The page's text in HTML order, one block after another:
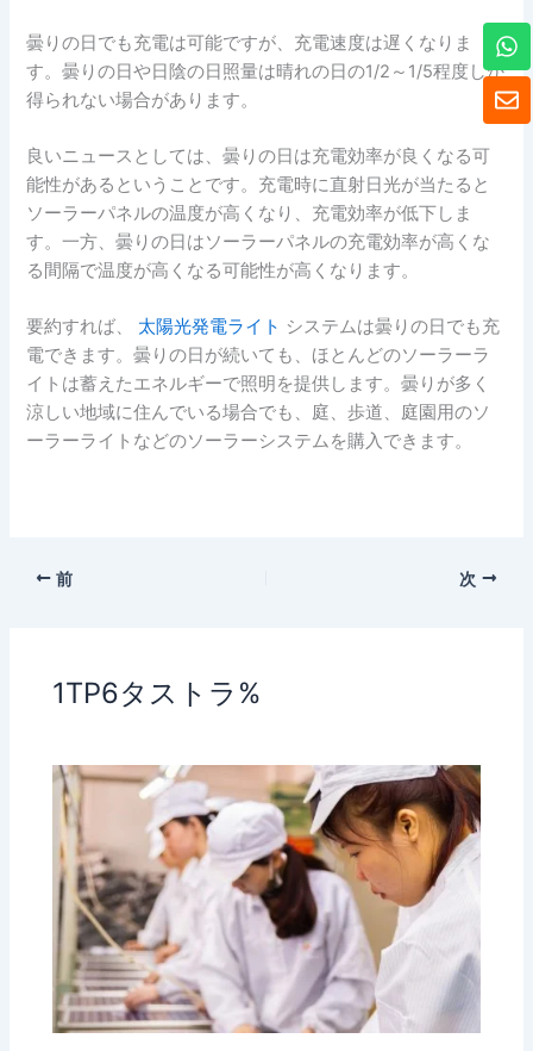
曇りの日でも充電は可能ですが、充電速度は遅くなりま
す。曇りの日や日陰の日照量は晴れの日の1/2～1/5程度しか
得られない場合があります。
良いニュースとしては、曇りの日は充電効率が良くなる可
能性があるということです。充電時に直射日光が当たると
ソーラーパネルの温度が高くなり、充電効率が低下しま
す。一方、曇りの日はソーラーパネルの充電効率が高くな
る間隔で温度が高くなる可能性が高くなります。
要約すれば、 太陽光発電ライト システムは曇りの日でも充
電できます。曇りの日が続いても、ほとんどのソーラーラ
イトは蓄えたエネルギーで照明を提供します。曇りが多く
涼しい地域に住んでいる場合でも、庭、歩道、庭園用のソ
ーラーライトなどのソーラーシステムを購入できます。
前 次
1TP6タストラ%
封
筒
ワ
ッ
ツ
ア
ッ